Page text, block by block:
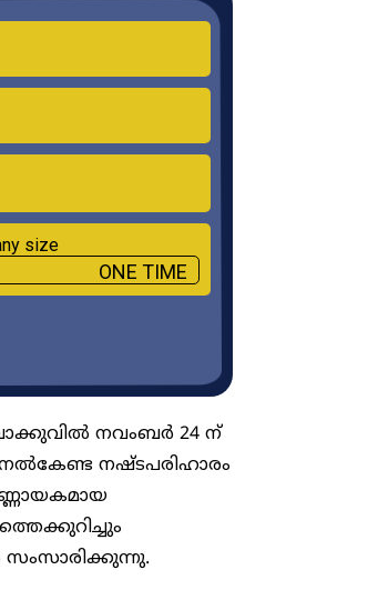
size
ONE TIME
നവംബർ 24 ന്
നൽകേണ്ട നഷ്ടപരിഹാരം